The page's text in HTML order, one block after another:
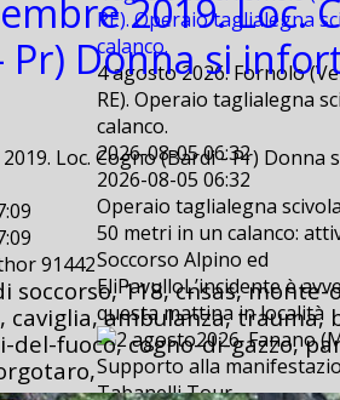
RE). Operaio taglialegna
calanco.
4 agosto 2026. Fornolo
RE). Operaio taglialegna
calanco.
2026-08-05 06:32
2026-08-05 06:32
Operaio taglialegna
50 metri in un calanco:
Soccorso Alpino ed
EliPavulloL’incidente è
questa mattina in località
2019. Loc.
Pr) Donna si
Loc. Cogno (Bardi - Pr) Donna
91442
soccorso, 118, cnsas, monte-
caviglia, ambulanza, trauma,
del-fuoco, cogno-di-gazzo,